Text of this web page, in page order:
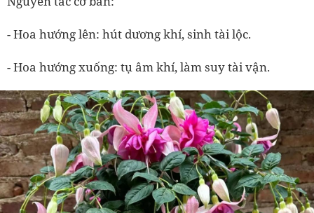
- Hoa hướng lên: hút dương khí, sinh tài lộc.
- Hoa hướng xuống: tụ âm khí, làm suy tài vận.